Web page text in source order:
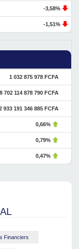
-3,58%
-1,51%
1 032 875 978 FCFA
702 114 878 790 FCFA
933 191 346 885 FCFA
0,66%
0,79%
0,47%
Financiers